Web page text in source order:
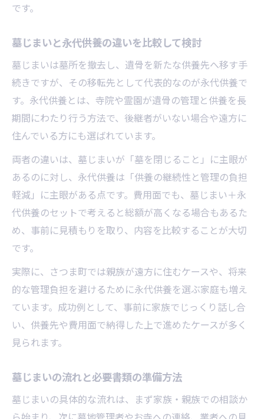
です。
墓じまいと永代供養の違いを比較して検討
墓じまいは墓所を撤去し、遺骨を新たな供養先へ移す手
続きですが、その移転先として代表的なのが永代供養で
す。永代供養とは、寺院や霊園が遺骨の管理と供養を長
期間にわたり行う方法で、後継者がいない場合や遠方に
住んでいる方にも選ばれています。
両者の違いは、墓じまいが「墓を閉じること」に主眼が
あるのに対し、永代供養は「供養の継続性と管理の負担
軽減」に主眼がある点です。費用面でも、墓じまい＋永
代供養のセットで考えると総額が高くなる場合もあるた
め、事前に見積もりを取り、内容を比較することが大切
です。
実際に、さつま町では親族が遠方に住むケースや、将来
的な管理負担を避けるために永代供養を選ぶ家庭も増え
ています。成功例として、事前に家族でじっくり話し合
い、供養先や費用面で納得した上で進めたケースが多く
見られます。
墓じまいの流れと必要書類の準備方法
墓じまいの具体的な流れは、まず家族・親族での相談か